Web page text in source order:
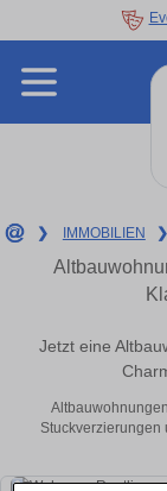
❯ IMMOBILIEN ❯
Jetzt eine
Stuckverzierungen